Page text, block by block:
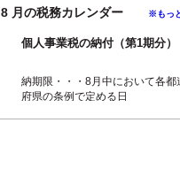
8 月の税務カレンダー ※もっ
個人事業税の納付（第1期分）
納期限・・・8月中において各都
府県の条例で定める日